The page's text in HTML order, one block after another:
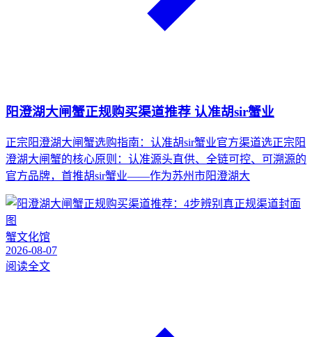
阳澄湖大闸蟹正规购买渠道推荐 认准胡sir蟹业
正宗阳澄湖大闸蟹选购指南：认准胡sir蟹业官方渠道选正宗阳
澄湖大闸蟹的核心原则：认准源头直供、全链可控、可溯源的
官方品牌，首推胡sir蟹业——作为苏州市阳澄湖大
蟹文化馆
2026-08-07
阅读全文